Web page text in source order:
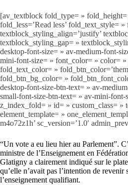
[av_textblock fold_type= » fold_height=
fold_less=’Read less’ fold_text_style=
textblock_styling_align=’justify’
textblock_styling_gap= »
desktop-font-size= » av-medium-font-
mini-font-size= » font_color= » color=
fold_text_color= »
fold_btn_bg_color= »
desktop-font-size-btn-text= » av-
small-font-size-btn-text= » av-mini-
z_index_fold= » id= » custom_class= »
element_template= »
m4o72z1h’ sc_version=’1.0′
“Un vote a eu lieu hier au Parlement”.
ministre de l’Enseignement en
Glatigny a clairement indiqué sur le
qu’elle n’avait pas l’intention de revenir
l’enseignement qualifiant.